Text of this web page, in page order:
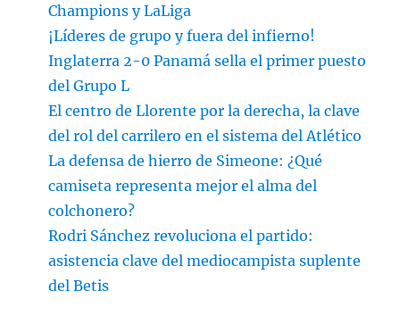
Champions y LaLiga
¡Líderes de grupo y fuera del infierno!
Inglaterra 2-0 Panamá sella el primer puesto
del Grupo L
El centro de Llorente por la derecha, la clave
del rol del carrilero en el sistema del Atlético
La defensa de hierro de Simeone: ¿Qué
camiseta representa mejor el alma del
colchonero?
Rodri Sánchez revoluciona el partido:
asistencia clave del mediocampista suplente
del Betis